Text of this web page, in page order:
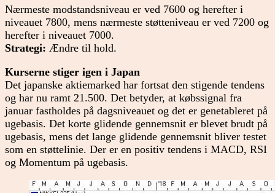
Nærmeste modstandsniveau er ved 7600 og herefter i
niveauet 7800, mens nærmeste støtteniveau er ved 7200 og
herefter i niveauet 7000.
Strategi: Ændre til hold.
Kurserne stiger igen i Japan
Det japanske aktiemarked har fortsat den stigende tendens
og har nu ramt 21.500. Det betyder, at købssignal fra
januar fastholdes på dagsniveauet og det er genetableret på
ugebasis. Det korte glidende gennemsnit er blevet brudt på
ugebasis, mens det lange glidende gennemsnit bliver testet
som en støttelinie. Der er en positiv tendens i MACD, RSI
og Momentum på ugebasis.